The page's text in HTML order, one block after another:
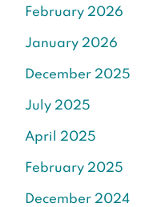
February 2026
January 2026
December 2025
July 2025
April 2025
February 2025
December 2024